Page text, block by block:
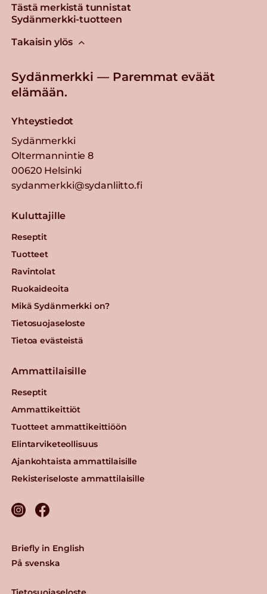
Tästä merkistä tunnistat
Sydänmerkki-tuotteen
Takaisin ylös
Sydänmerkki — Paremmat eväät
elämään.
Yhteystiedot
Sydänmerkki
Oltermannintie 8
00620 Helsinki
sydanmerkki@sydanliitto.fi
Kuluttajille
Reseptit
Tuotteet
Ravintolat
Ruokaideoita
Mikä Sydänmerkki on?
Tietosuojaseloste
Tietoa evästeistä
Ammattilaisille
Reseptit
Ammattikeittiöt
Tuotteet ammattikeittiöön
Elintarviketeollisuus
Ajankohtaista ammattilaisille
Rekisteriseloste ammattilaisille
Briefly in English
På svenska